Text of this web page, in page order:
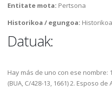
Entitate mota: Pertsona
Historikoa / egungoa: Historikoa
Datuak:
Hay más de uno con ese nombre:
(BUA, C/428-13, 1661) 2. Esposo